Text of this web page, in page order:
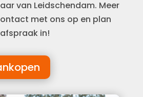
van Leidschendam. Meer
met ons op en plan
in!